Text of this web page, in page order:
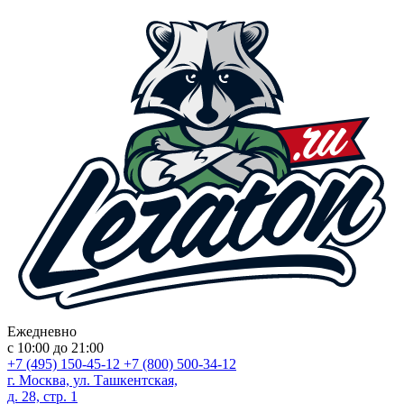
Ежедневно
с 10:00 до 21:00
+7 (495) 150-45-12 +7 (800) 500-34-12
г. Москва, ул. Ташкентская,
д. 28, стр. 1